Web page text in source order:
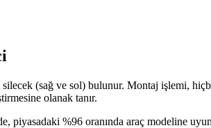
(sağ ve sol) bulunur. Montaj işlemi,
olanak tanır.
piyasadaki %96 oranında araç modeline